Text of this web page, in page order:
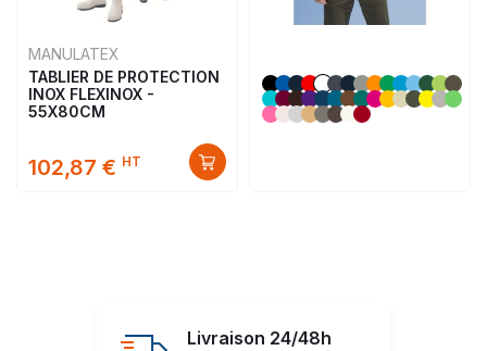
MANULATEX
TABLIER DE PROTECTION
INOX FLEXINOX -
55X80CM
102,87 € HT
Livraison 24/48h